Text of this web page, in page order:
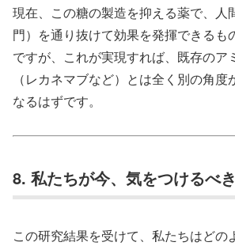
現在、この糖の製造を抑える薬で、人
門）を通り抜けて効果を発揮できるも
ですが、これが実現すれば、既存のア
（レカネマブなど）とは全く別の角
なるはずです。
8. 私たちが今、気をつけるべ
この研究結果を受けて、私たちはどの